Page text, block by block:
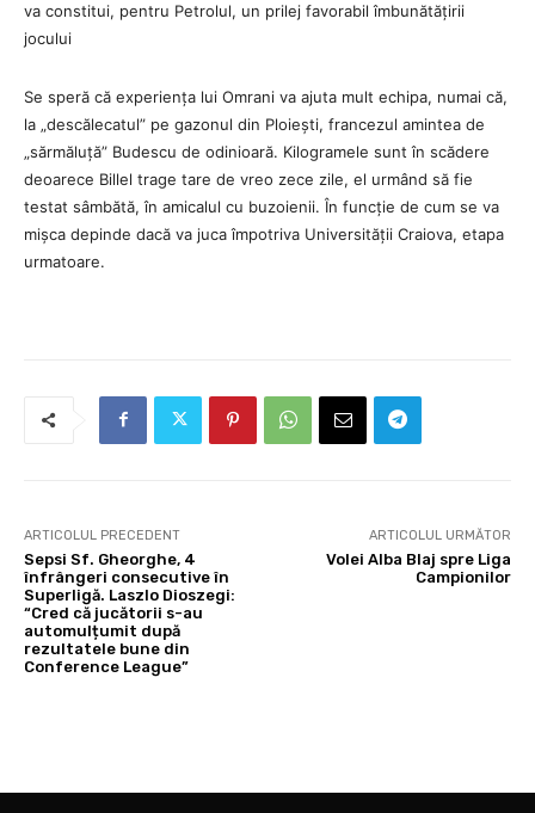
va constitui, pentru Petrolul, un prilej favorabil îmbunătățirii
jocului
Se speră că experiența lui Omrani va ajuta mult echipa, numai că,
la „descălecatul” pe gazonul din Ploiești, francezul amintea de
„sărmăluță” Budescu de odinioară. Kilogramele sunt în scădere
deoarece Billel trage tare de vreo zece zile, el urmând să fie
testat sâmbătă, în amicalul cu buzoienii. În funcție de cum se va
mișca depinde dacă va juca împotriva Universității Craiova, etapa
urmatoare.
ARTICOLUL PRECEDENT
Sepsi Sf. Gheorghe, 4
înfrângeri consecutive în
Superligă. Laszlo Dioszegi:
“Cred că jucătorii s-au
automulțumit după
rezultatele bune din
Conference League”
ARTICOLUL URMĂTOR
Volei Alba Blaj spre Liga
Campionilor